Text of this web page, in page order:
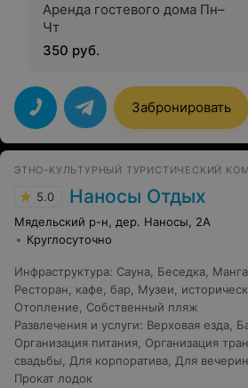
Аренда гостевого дома Пн–
Чт
350 руб.
Забронировать
ЭТНО-КУЛЬТУРНЫЙ ТУРИСТИЧЕСКИЙ
5.0 Наносы Отдых
Мядельский р-н, дер. Наносы, 2А
Круглосуточно
Инфраструктура: Сауна Беседка
Ресторан, кафе, бар
Музеи,
Отопление
Собственный пляж
Развлечения и услуги: Верховая езда
Организация питания Организация
свадьбы
Для корпоратива Для
Прокат лодок